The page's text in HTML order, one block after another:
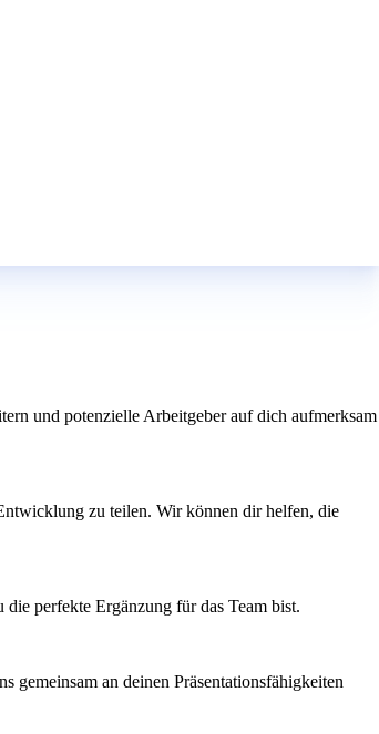
und potenzielle Arbeitgeber auf dich aufmerksam
zu teilen. Wir können dir helfen, die
perfekte Ergänzung für das Team bist.
an deinen Präsentationsfähigkeiten